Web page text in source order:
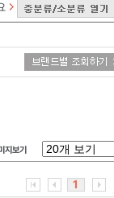
지보기
1